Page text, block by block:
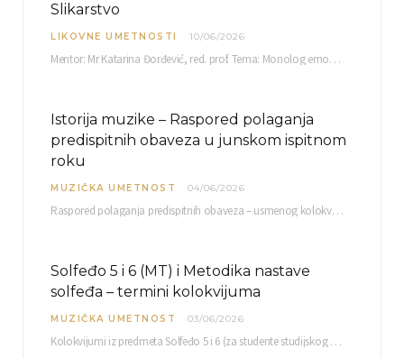
Slikarstvo
LIKOVNE UMETNOSTI 10/06/2026
Mentor: Mr Katarina Đorđević, red. prof. Tema: Monolog emocija Sreda, 17. 06. 2026. u 15:30 sati Sala br. 12 Fakulteta umetnosti u Nišu, Kneginje…
Istorija muzike – Raspored polaganja
predispitnih obaveza u junskom ispitnom
roku
MUZIČKA UMETNOST 04/06/2026
Raspored polaganja predispitnih obaveza – usmenog kolokvijuma i testa iz slušanja muzike – objavljen je…
Solfeđo 5 i 6 (MT) i Metodika nastave
solfeđa – termini kolokvijuma
MUZIČKA UMETNOST 03/06/2026
Kolokvijumi iz predmeta Solfeđo 5 i 6 (za studente studijskog programa Muzička teorija) i Metodika…